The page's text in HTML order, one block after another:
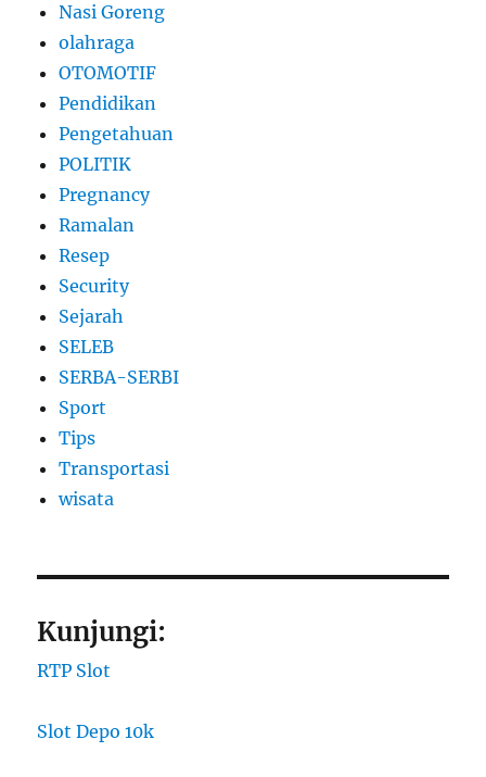
Nasi Goreng
olahraga
OTOMOTIF
Pendidikan
Pengetahuan
POLITIK
Pregnancy
Ramalan
Resep
Security
Sejarah
SELEB
SERBA-SERBI
Sport
Tips
Transportasi
wisata
Kunjungi:
RTP Slot
Slot Depo 10k